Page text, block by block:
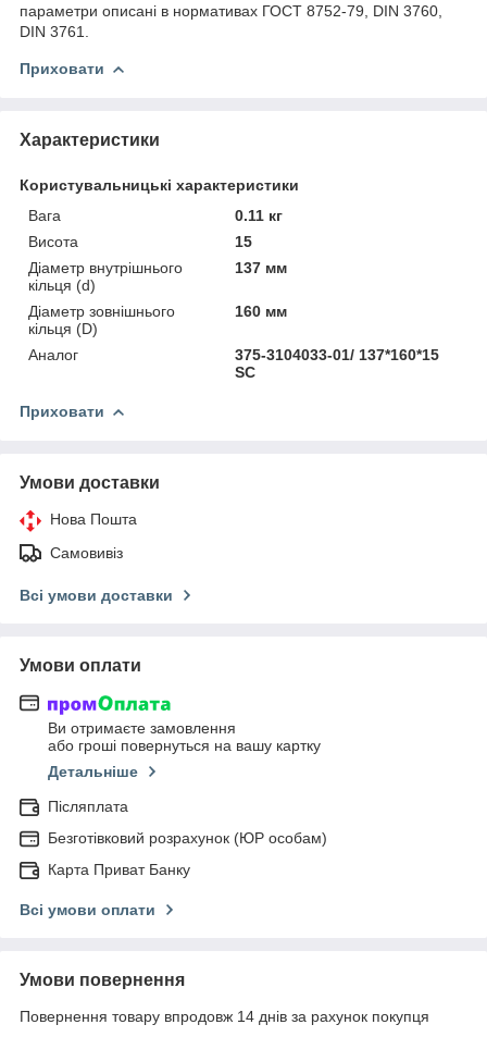
параметри описані в нормативах ГОСТ 8752-79, DIN 3760,
DIN 3761.
Приховати
Характеристики
Користувальницькі характеристики
Вага
0.11 кг
Висота
15
Діаметр внутрішнього
кільця (d)
137 мм
Діаметр зовнішнього
кільця (D)
160 мм
Аналог
375-3104033-01/ 137*160*15
SC
Приховати
Умови доставки
Нова Пошта
Самовивіз
Всі умови доставки
Умови оплати
Ви отримаєте замовлення
або гроші повернуться на вашу картку
Детальніше
Післяплата
Безготівковий розрахунок (ЮР особам)
Карта Приват Банку
Всі умови оплати
Умови повернення
Повернення товару впродовж 14 днів за рахунок покупця